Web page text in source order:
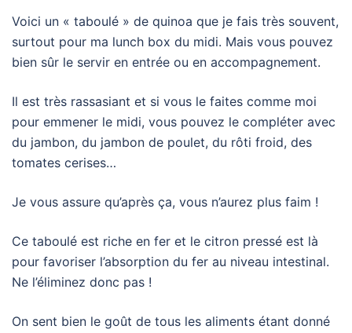
Voici un « taboulé » de quinoa que je fais très souvent,
surtout pour ma lunch box du midi. Mais vous pouvez
bien sûr le servir en entrée ou en accompagnement.
Il est très rassasiant et si vous le faites comme moi
pour emmener le midi, vous pouvez le compléter avec
du jambon, du jambon de poulet, du rôti froid, des
tomates cerises…
Je vous assure qu’après ça, vous n’aurez plus faim !
Ce taboulé est riche en fer et le citron pressé est là
pour favoriser l’absorption du fer au niveau intestinal.
Ne l’éliminez donc pas !
On sent bien le goût de tous les aliments étant donné